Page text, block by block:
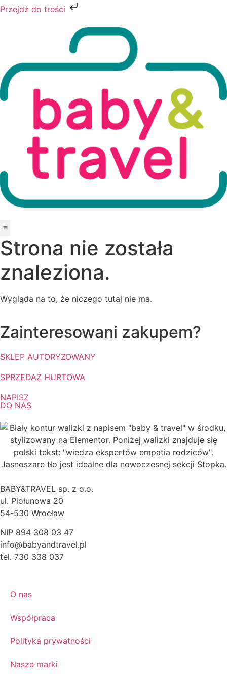
Przejdź do treści
Strona nie została
znaleziona.
Wygląda na to, że niczego tutaj nie ma.
Zainteresowani zakupem?
SKLEP AUTORYZOWANY
SPRZEDAŻ HURTOWA
NAPISZ
DO NAS
BABY&TRAVEL sp. z o.o.
ul. Piołunowa 20
54-530 Wrocław
NIP 894 308 03 47
info@babyandtravel.pl
tel. 730 338 037
O nas
Współpraca
Polityka prywatności
Nasze marki